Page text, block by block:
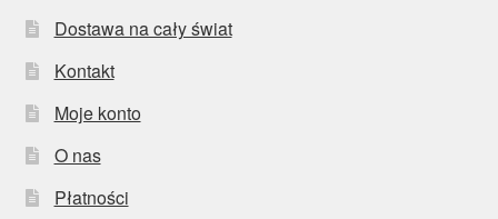
Dostawa na cały świat
Kontakt
Moje konto
O nas
Płatności